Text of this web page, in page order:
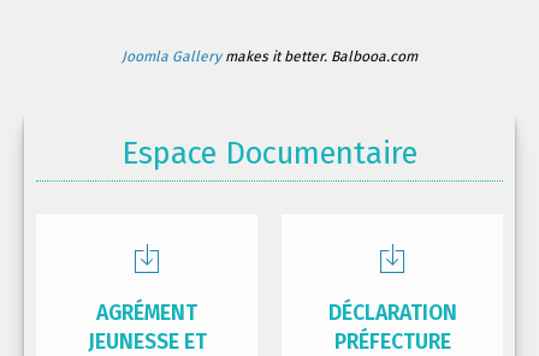
Joomla Gallerymakes it better. Balbooa.com
Espace Documentaire
AGRÉMENT
JEUNESSE ET
DÉCLARATION
PRÉFECTURE